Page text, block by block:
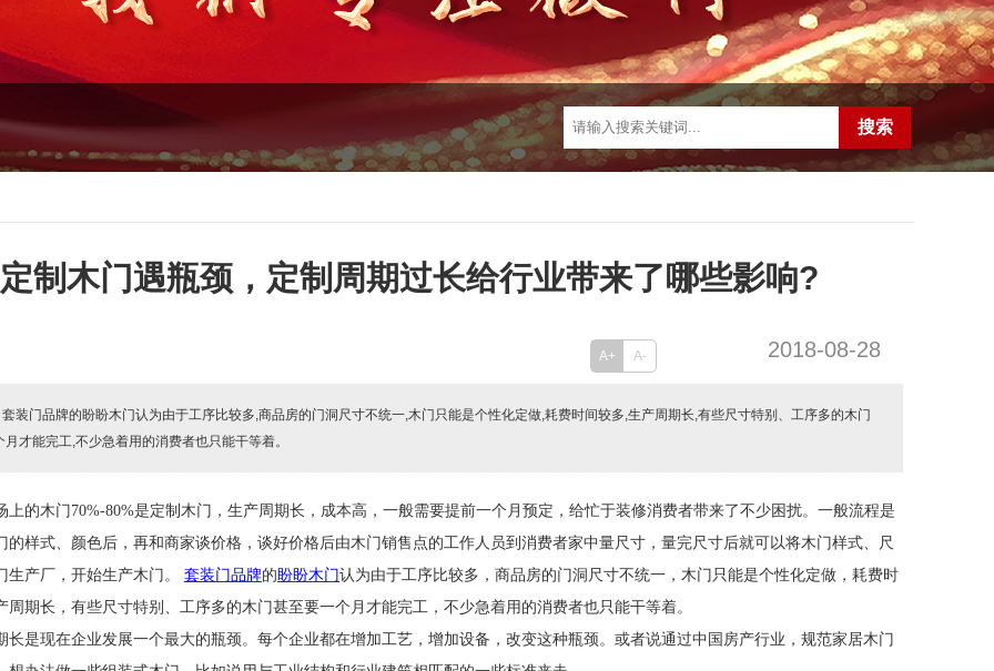
定制木门遇瓶颈，定制周期过长给行业带来了哪些影响?
2018-08-28
A+ A-
套装门品牌的盼盼木门认为由于工序比较多,商品房的门洞尺寸不统一,木门只能是个性化定做,耗费时间较多,生产周期长,有些尺寸特别、工序多的木门
月才能完工,不少急着用的消费者也只能干等着。
上的木门 70%-80%是定制木门，生产周期长，成本高，一般需要提前一个月预定，给忙于装修消费者带来了不少困扰。一般流程是
的样式、颜色后，再和商家谈价格，谈好价格后由木门销售点的工作人员到消费者家中量尺寸，量完尺寸后就可以将木门样式、尺
生产厂，开始生产木门。
套装门品牌的盼盼木门认为由于工序比较多，商品房的门洞尺寸不统一，木门只能是个性化定做，耗费时
周期长，有些尺寸特别、工序多的木门甚至要一个月才能完工，不少急着用的消费者也只能干等着。
长是现在企业发展一个最大的瓶颈。每个企业都在增加工艺，增加设备，改变这种瓶颈。或者说通过中国房产行业，规范家居木门